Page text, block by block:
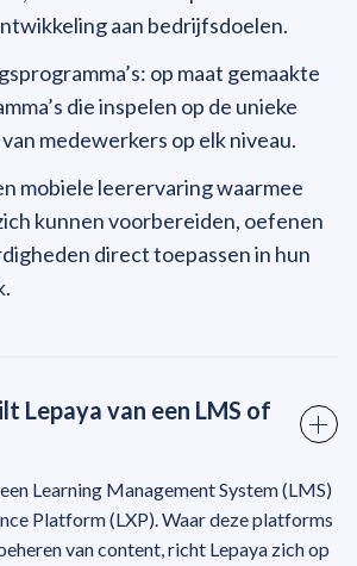
aan bedrijfsdoelen.
op maat gemaakte
die inspelen op de unieke
medewerkers op elk niveau.
mobiele leerervaring waarmee
kunnen voorbereiden, oefenen
direct toepassen in hun
Lepaya van een LMS of
Learning Management System (LMS)
Platform (LXP). Waar deze platforms
van content, richt Lepaya zich op